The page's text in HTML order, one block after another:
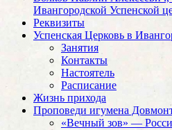
Ивангородской Успенской
Реквизиты
Успенская Церковь в
Занятия
Контакты
Настоятель
Расписание
Жизнь прихода
Проповеди игумена
«Вечный зов» —